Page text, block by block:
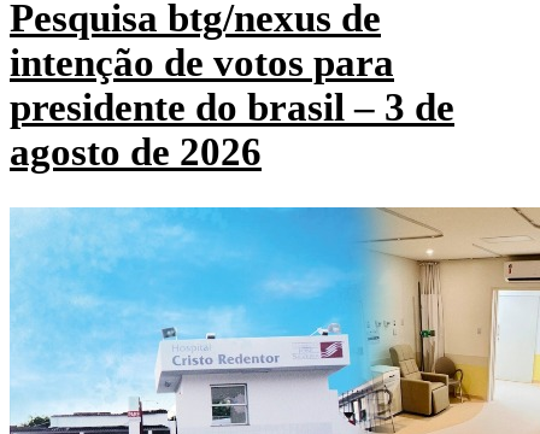
Pesquisa btg/nexus de
intenção de votos para
presidente do brasil – 3 de
agosto de 2026